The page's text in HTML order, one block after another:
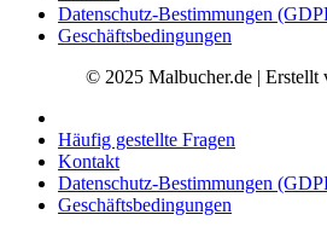
Datenschutz-Bestimmungen
Geschäftsbedingungen
© 2025 Malbucher.de | Erstellt
Häufig gestellte Fragen
Kontakt
Datenschutz-Bestimmungen
Geschäftsbedingungen